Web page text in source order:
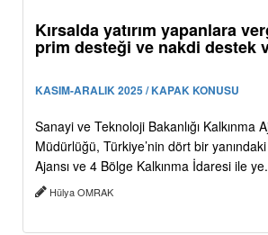
Kırsalda yatırım yapanlara
prim desteği ve nakdi destek
KASIM-ARALIK 2025 / KAPAK KONUSU
Sanayi ve Teknoloji Bakanlığı Kalkınma
Müdürlüğü, Türkiye’nin dört bir
Ajansı ve 4 Bölge Kalkınma İdaresi ile
Hülya OMRAK